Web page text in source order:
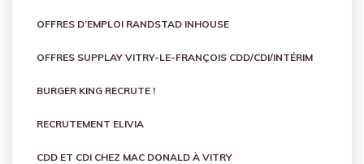
OFFRES D’EMPLOI RANDSTAD INHOUSE
OFFRES SUPPLAY VITRY-LE-FRANÇOIS CDD/CDI/INTÉRIM
BURGER KING RECRUTE !
RECRUTEMENT ELIVIA
CDD ET CDI CHEZ MAC DONALD À VITRY